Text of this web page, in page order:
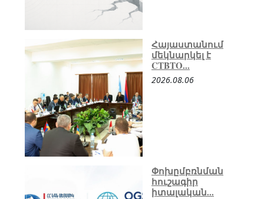
Հայաստանում
մեկնարկել է
CTBTO...
2026.08.06
Փոխըմբռնման
հուշագիր
իտալական...